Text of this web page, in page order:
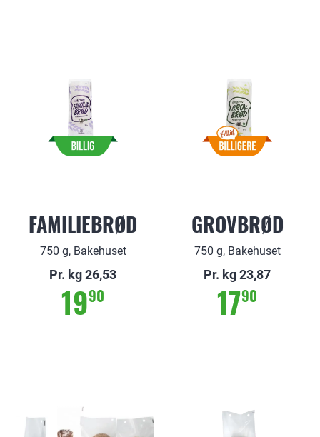
FAMILIEBRØD
750 g, Bakehuset
Pr. kg 26,53
1990
GROVBRØD
750 g, Bakehuset
Pr. kg 23,87
1790